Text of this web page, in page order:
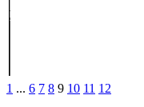
1 ... 6 7 8 9 10 11 12